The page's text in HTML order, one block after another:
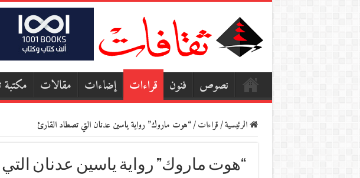
نصوص فنون قراءات إضاءات مقالات
الرئيسية/قراءات/“هوت ماروك” رواية ياسين عدنان التي تصطاد القارئ
“هوت ماروك” رواية ياسين عدنان